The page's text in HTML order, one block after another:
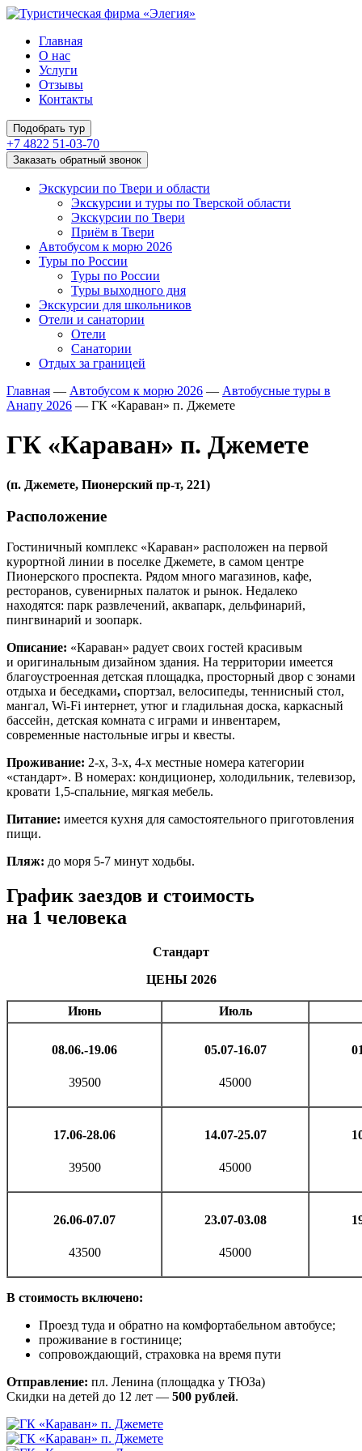
Главная
О нас
Услуги
Отзывы
Контакты
Подобрать тур
+7 4822 51-03-70
Заказать обратный звонок
Экскурсии по Твери и области
Экскурсии и туры по Тверской области
Экскурсии по Твери
Приём в Твери
Автобусом к морю 2026
Туры по России
Туры по России
Туры выходного дня
Экскурсии для школьников
Отели и санатории
Отели
Санатории
Отдых за границей
Главная — Автобусом к морю 2026 — Автобусные туры в
Анапу 2026 — ГК «Караван» п. Джемете
ГК «Караван» п. Джемете
(п. Джемете, Пионерский пр-т, 221)
Расположение
Гостиничный комплекс «Караван» расположен на первой
курортной линии в поселке Джемете, в самом центре
Пионерского проспекта. Рядом много магазинов, кафе,
ресторанов, сувенирных палаток и рынок. Недалеко
находятся: парк развлечений, аквапарк, дельфинарий,
пингвинарий и зоопарк.
Описание: «Караван» радует своих гостей красивым
и оригинальным дизайном здания. На территории имеется
благоустроенная детская площадка, просторный двор с зонами
отдыха и беседками, спортзал, велосипеды, теннисный стол,
мангал, Wi-Fi интернет, утюг и гладильная доска, каркасный
бассейн, детская комната с играми и инвентарем,
современные настольные игры и квесты.
Проживание: 2-х, 3-х, 4-х местные номера категории
«стандарт». В номерах: кондиционер, холодильник, телевизор,
кровати 1,5-спальние, мягкая мебель.
Питание: имеется кухня для самостоятельного приготовления
пищи.
Пляж: до моря 5-7 минут ходьбы.
График заездов и стоимость
на 1 человека
Стандарт
ЦЕНЫ 2026
Июнь Июль
08.06.-19.06
39500
05.07-16.07
45000
0
17.06-28.06
39500
14.07-25.07
45000
1
26.06-07.07
43500
23.07-03.08
45000
В стоимость включено:
Проезд туда и обратно на комфортабельном автобусе;
проживание в гостинице;
сопровождающий, страховка на время пути
Отправление: пл. Ленина (площадка у ТЮЗа)
Скидки на детей до 12 лет — 500 рублей.